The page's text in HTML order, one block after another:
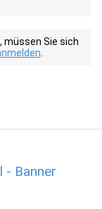
müssen Sie sich
- Banner